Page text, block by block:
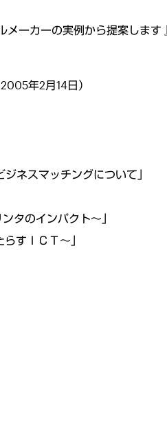
ーカーの実例から提案します
年2月14日）
ネスマッチングについて」
タのインパクト～」
すＩＣＴ～」